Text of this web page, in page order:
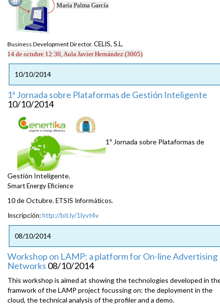
María Palma García
Business Development Director. CELIS, S.L.
14 de octubre 12:30, Aula Javier Hernández (3005)
10/10/2014
1ª Jornada sobre Plataformas de Gestión Inteligente
10/10/2014
1ª Jornada sobre Plataformas de
Gestión Inteligente.
Smart Energy Eficience
10 de Octubre.ETSIS Informáticos.
Inscripción:http://bit.ly/1lyvt4v
08/10/2014
Workshop on LAMP: a platform for On-line Advertising
Networks 08/10/2014
This workshop is aimed at showing the technologies developed in
framwork of the LAMP project focussing on: the deployment in the
cloud, the technical analysis of the profiler and a demo.